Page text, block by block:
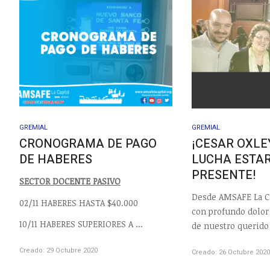
GREMIAL
CRONOGRAMA DE PAGO
DE HABERES
SECTOR DOCENTE PASIVO
02/11 HABERES HASTA $40.000
10/11 HABERES SUPERIORES A ...
Creado: 29 Octubre 2020
GREMIAL
¡CESAR
LUCHA
PRESENTE!
Desde AMSAFE
con profundo
de nuestro
Creado: 26 Octubre 2020